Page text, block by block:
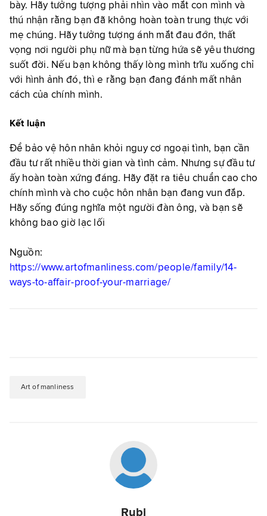
bày. Hãy tưởng tượng phải nhìn vào mắt con mình và
thú nhận rằng bạn đã không hoàn toàn trung thực với
mẹ chúng. Hãy tưởng tượng ánh mắt đau đớn, thất
vọng nơi người phụ nữ mà bạn từng hứa sẽ yêu thương
suốt đời. Nếu bạn không thấy lòng mình trĩu xuống chỉ
với hình ảnh đó, thì e rằng bạn đang đánh mất nhân
cách của chính mình.
Kết luận
Để bảo vệ hôn nhân khỏi nguy cơ ngoại tình, bạn cần
đầu tư rất nhiều thời gian và tình cảm. Nhưng sự đầu tư
ấy hoàn toàn xứng đáng. Hãy đặt ra tiêu chuẩn cao cho
chính mình và cho cuộc hôn nhân bạn đang vun đắp.
Hãy sống đúng nghĩa một người đàn ông, và bạn sẽ
không bao giờ lạc lối
Nguồn:
https://www.artofmanliness.com/people/family/14-
ways-to-affair-proof-your-marriage/
Art of manliness
Rubi